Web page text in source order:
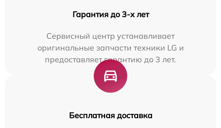
Гарантия до 3-х лет
Сервисный центр устанавливает
оригинальные запчасти техники LG и
предоставляет гарантию до 3 лет.
Бесплатная доставка